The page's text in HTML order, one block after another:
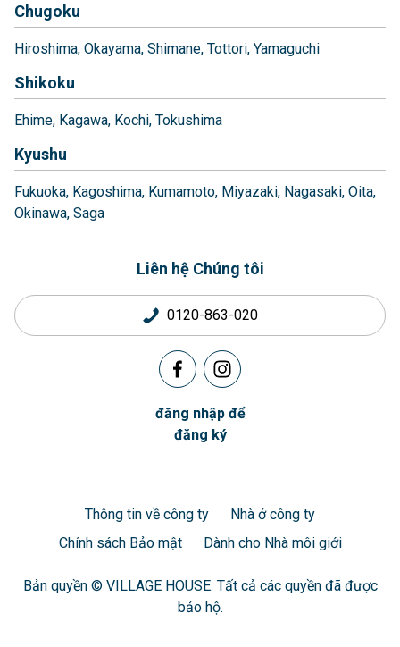
Chugoku
Hiroshima Okayama Shimane Tottori Yamaguchi
Shikoku
Ehime Kagawa Kochi Tokushima
Kyushu
Fukuoka Kagoshima Kumamoto Miyazaki Nagasaki Oita
Okinawa Saga
Liên hệ Chúng tôi
0120-863-020
đăng nhập để
đăng ký
Thông tin về công ty
Nhà ở công ty
Chính sách Bảo mật
Dành cho Nhà môi giới
Bản quyền © VILLAGE HOUSE. Tất cả các quyền đã được
bảo hộ.